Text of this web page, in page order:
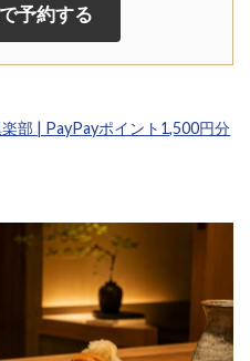
予約する
部 | PayPayポイント1,500円分